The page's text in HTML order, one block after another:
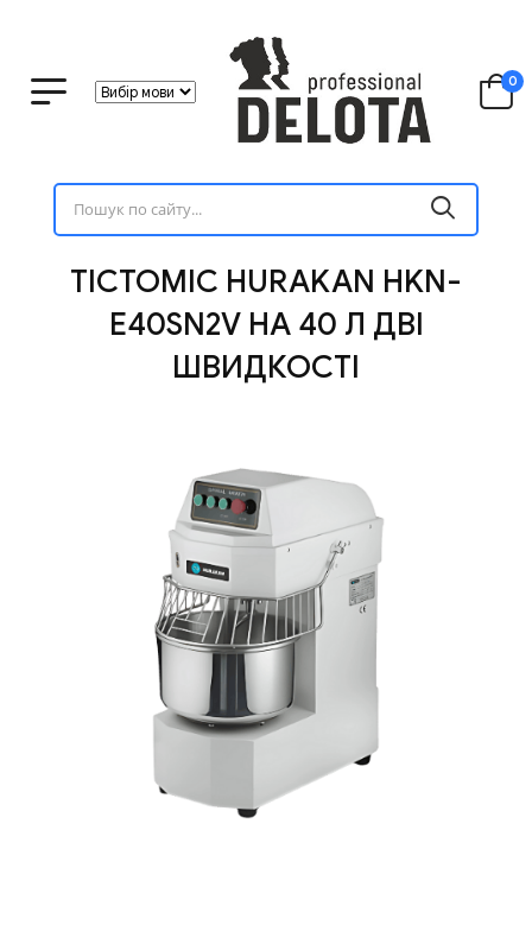
0
ТІСТОМІС HURAKAN HKN-
E40SN2V НА 40 Л ДВІ
ШВИДКОСТІ